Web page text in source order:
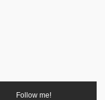
Follow me!